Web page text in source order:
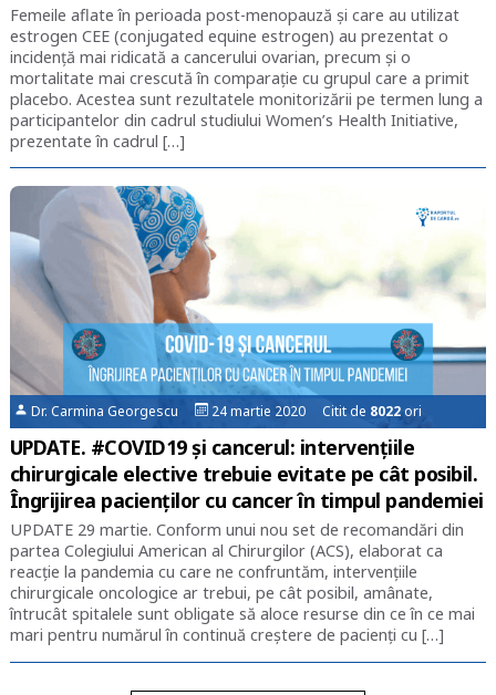
Femeile aflate în perioada post-menopauză și care au utilizat
estrogen CEE (conjugated equine estrogen) au prezentat o
incidență mai ridicată a cancerului ovarian, precum și o
mortalitate mai crescută în comparație cu grupul care a primit
placebo. Acestea sunt rezultatele monitorizării pe termen lung a
participantelor din cadrul studiului Women’s Health Initiative,
prezentate în cadrul […]
Dr. Carmina Georgescu 24 martie 2020 Citit de 8022ori
UPDATE. #COVID19 și cancerul: intervențiile
chirurgicale elective trebuie evitate pe cât posibil.
Îngrijirea pacienților cu cancer în timpul pandemiei
UPDATE 29 martie. Conform unui nou set de recomandări din
partea Colegiului American al Chirurgilor (ACS), elaborat ca
reacție la pandemia cu care ne confruntăm, intervențiile
chirurgicale oncologice ar trebui, pe cât posibil, amânate,
întrucât spitalele sunt obligate să aloce resurse din ce în ce mai
mari pentru numărul în continuă creștere de pacienți cu […]